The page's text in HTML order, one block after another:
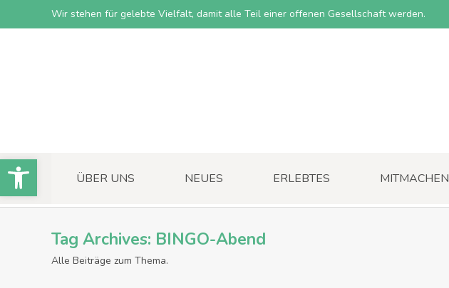
Wir stehen für gelebte Vielfalt, damit alle Teil einer offenen Gesellschaft werden.
ÜBER UNS NEUES ERLEBTES MITMACHEN
Tag Archives: BINGO-Abend
Alle Beiträge zum Thema.
Open toolbar